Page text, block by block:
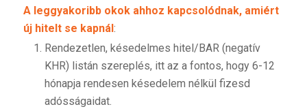
A leggyakoribb okok ahhoz kapcsolódnak, amiért
új hitelt se kapnál :
Rendezetlen, késedelmes hitel/BAR (negatív
KHR) listán szereplés, itt az a fontos, hogy 6-12
hónapja rendesen késedelem nélkül fizesd
adósságaidat.